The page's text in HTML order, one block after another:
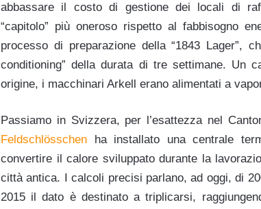
abbassare il costo di gestione dei locali di
“capitolo” più oneroso rispetto al fabbisogno
processo di preparazione della “1843 Lager”,
conditioning” della durata di tre settimane. Un
origine, i macchinari Arkell erano alimentati a
Passiamo in Svizzera, per l’esattezza nel
Feldschlösschen ha installato una centrale
convertire il calore sviluppato durante la
città antica. I calcoli precisi parlano, ad oggi, di
2015 il dato è destinato a triplicarsi,